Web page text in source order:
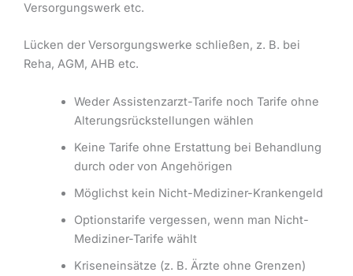
Versorgungswerk etc.
Lücken der Versorgungswerke schließen, z. B. bei
Reha, AGM, AHB etc.
Weder Assistenzarzt-Tarife noch Tarife ohne
Alterungsrückstellungen wählen
Keine Tarife ohne Erstattung bei Behandlung
durch oder von Angehörigen
Möglichst kein Nicht-Mediziner-Krankengeld
Optionstarife vergessen, wenn man Nicht-
Mediziner-Tarife wählt
Kriseneinsätze (z. B. Ärzte ohne Grenzen)